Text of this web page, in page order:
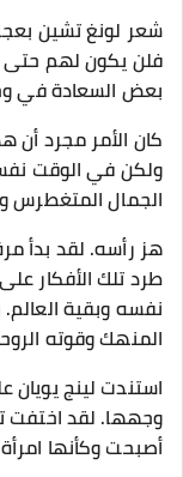
شعر لونغ تشين
فلن يكون لهم حتى
بعض السعادة في
كان الأمر مجرد أن
ولكن في الوقت
الجمال المتغطرس
هز رأسه. لقد بدأ
طرد تلك الأفكار
نفسه وبقية
المنهك وقوته
استندت لينج
وجهها. لقد اختفت
أصبحت وكأنها